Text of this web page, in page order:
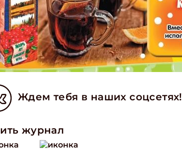
Ждем тебя в наших соцсетях!
журнал